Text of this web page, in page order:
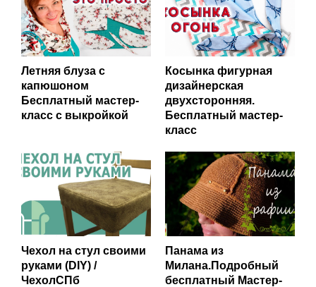
Летняя блуза с
капюшоном
Бесплатный мастер-
класс с выкройкой
Косынка фигурная
дизайнерская
двухсторонняя.
Бесплатный мастер-
класс
Чехол на стул своими
руками (DIY) /
ЧехолСПб
Панама из
Милана.Подробный
бесплатный Мастер-